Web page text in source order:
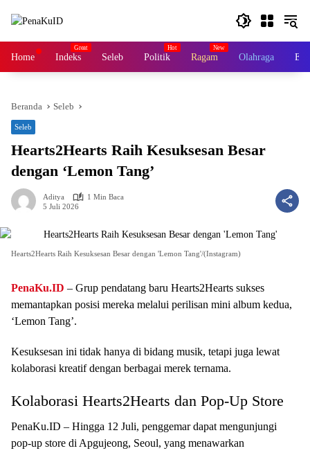
Home Indeks Seleb Politik Ragam Olahraga
Beranda Seleb
Seleb
Hearts2Hearts Raih Kesuksesan Besar
dengan ‘Lemon Tang’
Aditya
1 Min Baca
5 Juli 2026
Hearts2Hearts Raih Kesuksesan Besar dengan 'Lemon Tang'/(Instagram)
PenaKu.ID – Grup pendatang baru Hearts2Hearts sukses
memantapkan posisi mereka melalui perilisan mini album kedua,
‘Lemon Tang’.
Kesuksesan ini tidak hanya di bidang musik, tetapi juga lewat
kolaborasi kreatif dengan berbagai merek ternama.
Kolaborasi Hearts2Hearts dan Pop-Up Store
PenaKu.ID – Hingga 12 Juli, penggemar dapat mengunjungi
pop-up store di Apgujeong, Seoul, yang menawarkan